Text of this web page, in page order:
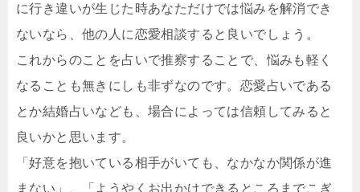
に行き違いが生じた時あなただけでは悩みを解消でき
ないなら、他の人に恋愛相談すると良いでしょう。
これからのことを占いで推察することで、悩みも軽く
なることも無きにしも非ずなのです。恋愛占いである
とか結婚占いなども、場合によっては信頼してみると
良いかと思います。
「好意を抱いている相手がいても、なかなか関係が進
まない」、「ようやくお出かけできるところまでこぎ